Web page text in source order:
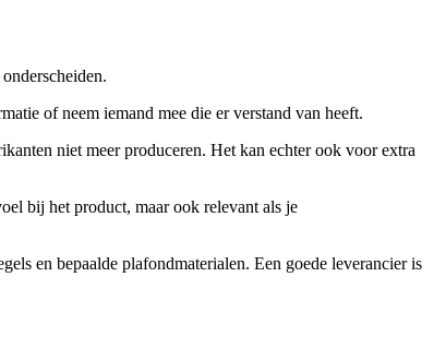
of neem iemand mee die er verstand van heeft.
niet meer produceren. Het kan echter ook voor extra
bij het product, maar ook relevant als je
en bepaalde plafondmaterialen. Een goede leverancier is